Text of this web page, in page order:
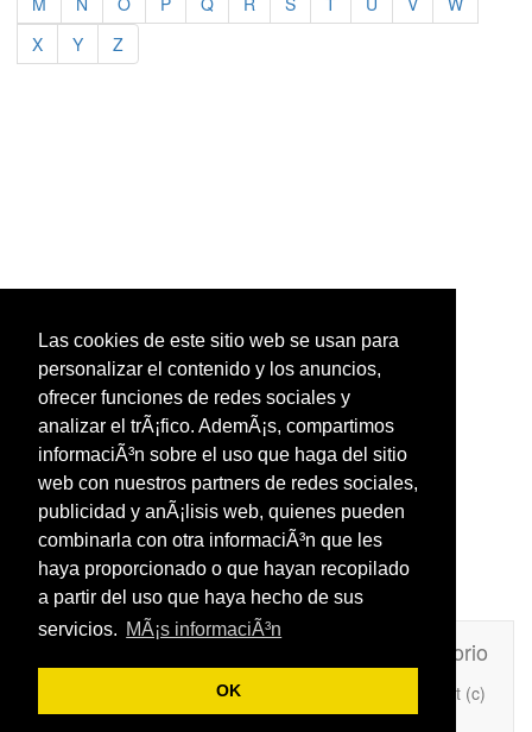
Las cookies de este sitio web se usan para
personalizar el contenido y los anuncios,
ofrecer funciones de redes sociales y
analizar el trÃ¡fico. AdemÃ¡s, compartimos
informaciÃ³n sobre el uso que haga del sitio
web con nuestros partners de redes sociales,
publicidad y anÃ¡lisis web, quienes pueden
combinarla con otra informaciÃ³n que les
haya proporcionado o que hayan recopilado
a partir del uso que haya hecho de sus
servicios. MÃ¡s informaciÃ³n
OK
X
Y Z
Directorio
Añade Una Frase Célebre a tu web
Copyright (c)
2026